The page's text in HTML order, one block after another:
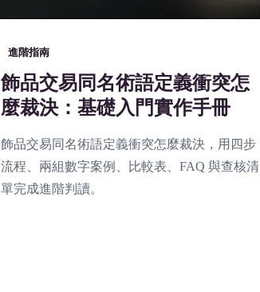
進階指南
飾品交易同名術語定義衝突怎
麼裁決：基礎入門實作手冊
飾品交易同名術語定義衝突怎麼裁決，用四步
流程、兩組數字案例、比較表、FAQ 與查核清
單完成進階判讀。